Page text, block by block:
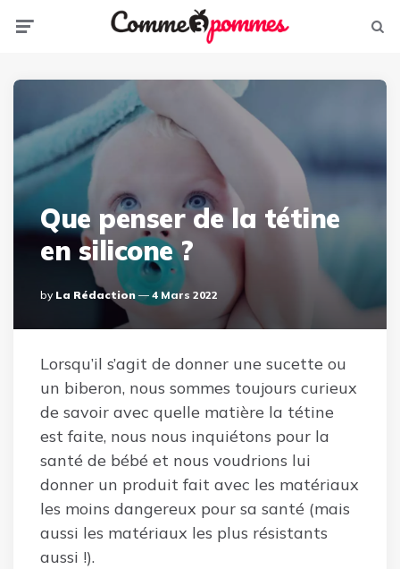
Que penser de la tétine
en silicone ?
Posted
By
By La Rédaction 4 Mars 2022
Lorsqu’il s’agit de donner une sucette ou
un biberon, nous sommes toujours curieux
de savoir avec quelle matière la tétine
est faite, nous nous inquiétons pour la
santé de bébé et nous voudrions lui
donner un produit fait avec les matériaux
les moins dangereux pour sa santé (mais
aussi les matériaux les plus résistants
aussi !).